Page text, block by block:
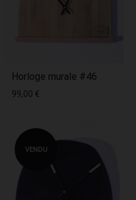
Horloge murale #46
99,00 €
VENDU